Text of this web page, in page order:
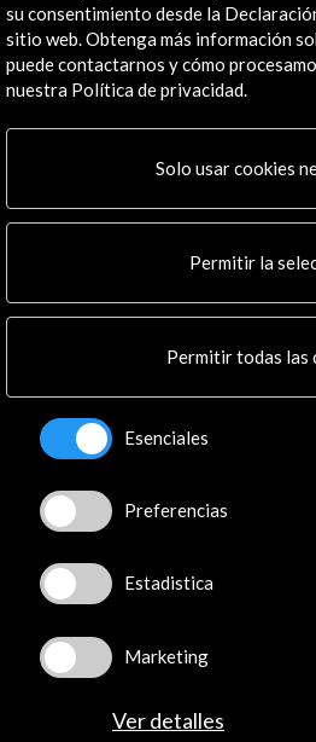
Explora
Institucional
Actividades
Residencias
Noticias
Mapa Web
Logo y crédito a AC/E
Conecta
Instagram
LinkedIn
Facebook
Youtube
Flickr
su consentimiento desde la
sitio web. Obtenga más información
puede contactarnos y cómo
nuestra Política de privacidad.
Solo usar cookies
Permitir la
Permitir todas las
Esenciales
Preferencias
Estadistica
Marketing
Ver detalles